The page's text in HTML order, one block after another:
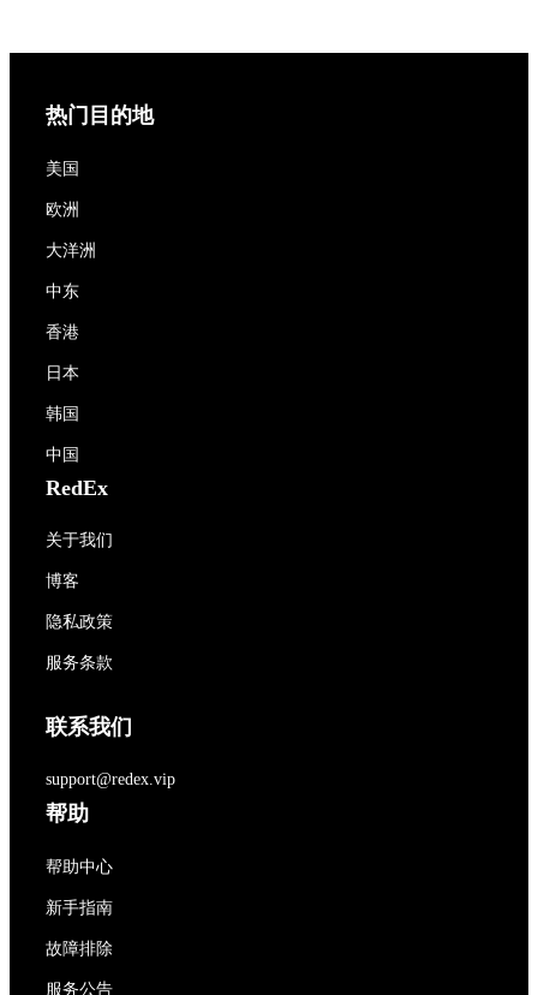
热门目的地
美国
欧洲
大洋洲
中东
香港
日本
韩国
中国
RedEx
关于我们
博客
隐私政策
服务条款
联系我们
support@redex.vip
帮助
帮助中心
新手指南
故障排除
服务公告